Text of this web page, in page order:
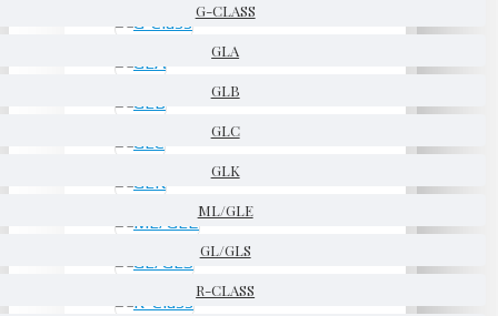
G-CLASS
GLA
GLB
GLC
GLK
ML/GLE
GL/GLS
R-CLASS